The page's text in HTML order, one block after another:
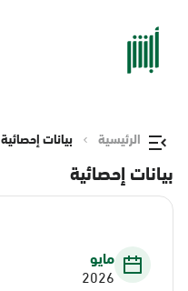
الرئيسية بيانات إحصائية
بيانات إحصائية
مايو
2026